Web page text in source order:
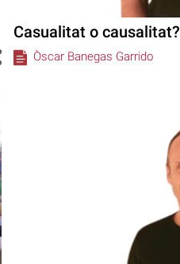
Casualitat o causalitat?
Òscar Banegas Garrido